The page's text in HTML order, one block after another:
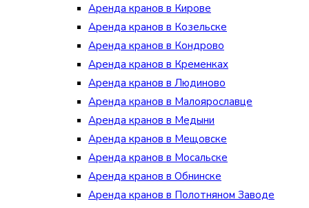
Аренда кранов в Кирове
Аренда кранов в Козельске
Аренда кранов в Кондрово
Аренда кранов в Кременках
Аренда кранов в Людиново
Аренда кранов в Малоярославце
Аренда кранов в Медыни
Аренда кранов в Мещовске
Аренда кранов в Мосальске
Аренда кранов в Обнинске
Аренда кранов в Полотняном Заводе